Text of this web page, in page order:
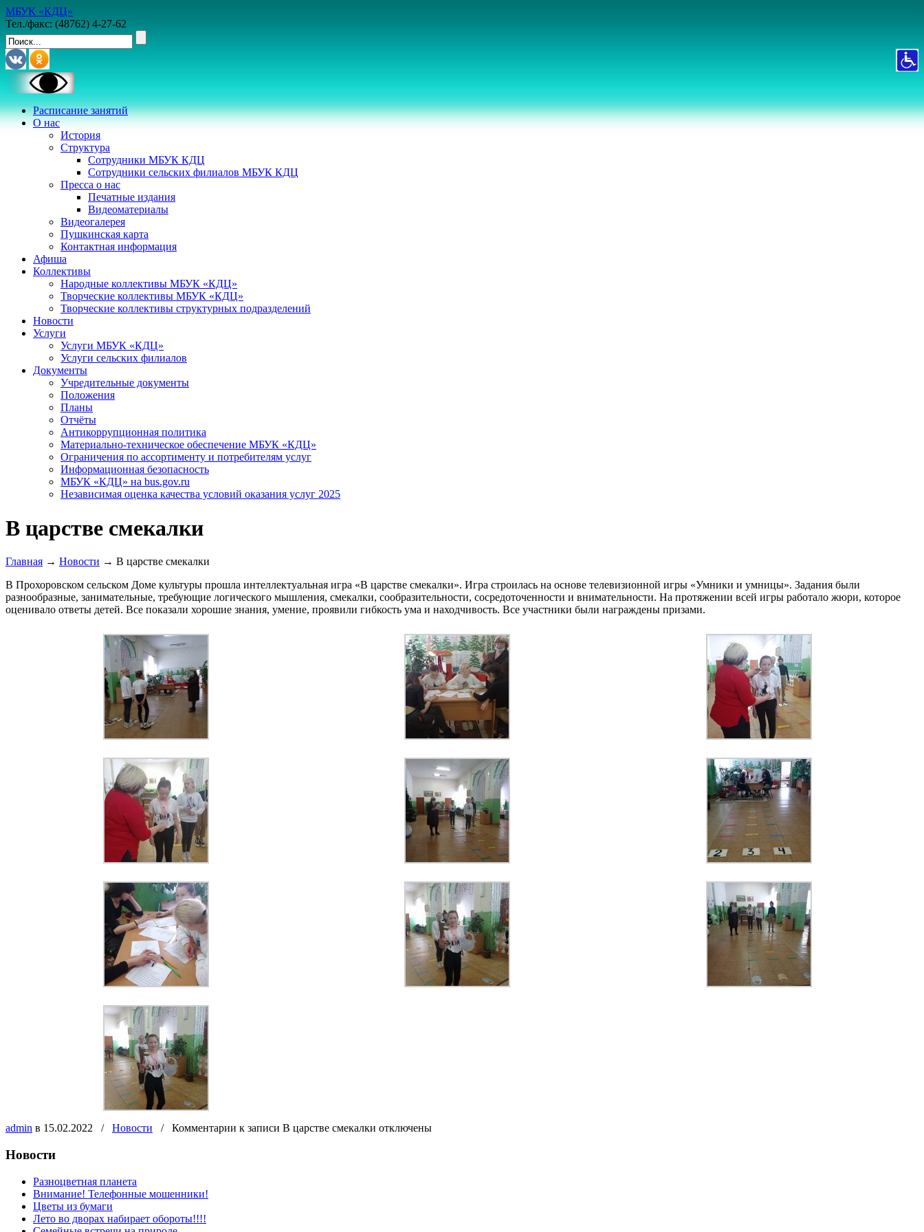
МБУК «КДЦ»
Тел./факс: (48762) 4-27-62
Расписание занятий
О нас
История
Структура
Сотрудники МБУК КДЦ
Сотрудники сельских филиалов МБУК КДЦ
Пресса о нас
Печатные издания
Видеоматериалы
Видеогалерея
Пушкинская карта
Контактная информация
Афиша
Коллективы
Народные коллективы МБУК «КДЦ»
Творческие коллективы МБУК «КДЦ»
Творческие коллективы структурных подразделений
Новости
Услуги
Услуги МБУК «КДЦ»
Услуги сельских филиалов
Документы
Учредительные документы
Положения
Планы
Отчёты
Антикоррупционная политика
Материально-техническое обеспечение МБУК «КДЦ»
Ограничения по ассортименту и потребителям услуг
Информационная безопасность
МБУК «КДЦ» на bus.gov.ru
Независимая оценка качества условий оказания услуг 2025
В царстве смекалки
Главная → Новости → В царстве смекалки
В Прохоровском сельском Доме культуры прошла интеллектуальная игра «В царстве смекалки». Игра строилась на основе телевизионной игры «Умники и умницы». Задания были
разнообразные, занимательные, требующие логического мышления, смекалки, сообразительности, сосредоточенности и внимательности. На протяжении всей игры работало жюри, которое
оценивало ответы детей. Все показали хорошие знания, умение, проявили гибкость ума и находчивость. Все участники были награждены призами.
admin в 15.02.2022 / Новости / Комментарии к записи В царстве смекалки отключены
Новости
Разноцветная планета
Внимание! Телефонные мошенники!
Цветы из бумаги
Лето во дворах набирает обороты!!!!